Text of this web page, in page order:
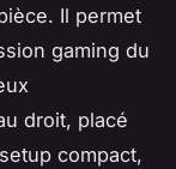
Il permet
gaming du
droit, placé
compact,